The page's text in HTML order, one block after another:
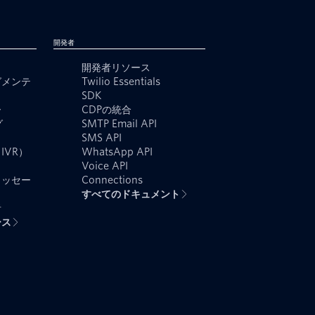
ンテ
）
セー
開発者
開発者リソース
Twilio Essentials
SDK
CDPの統合
SMTP Email API
SMS API
WhatsApp API
Voice API
Connections
すべてのドキュメント